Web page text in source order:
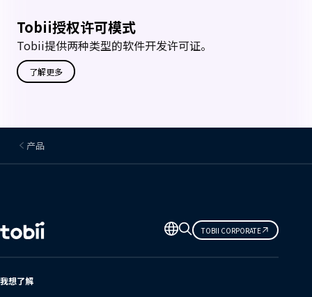
Tobii授权许可模式
Tobii提供两种类型的软件开发许可证。
了解更多
产品
更
改
语
TOBII CORPORATE
我想了解